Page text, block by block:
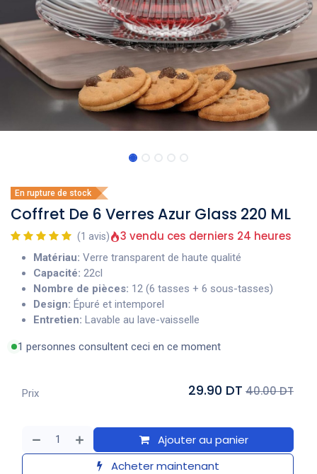
En rupture de stock
Coffret De 6 Verres Azur Glass 220 ML
(1 avis) 3 vendu ces derniers 24 heures
Matériau: Verre transparent de haute qualité
Capacité: 22cl
Nombre de pièces: 12 (6 tasses + 6 sous-tasses)
Design: Épuré et intemporel
Entretien: Lavable au lave-vaisselle
1 personnes consultent ceci en ce moment
Ajouter au panier
Acheter maintenant
Prix 29.90 DT 40.00 DT